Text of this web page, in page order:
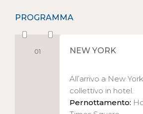
PROGRAMMA
01 NEW YORK
All’arrivo a New
collettivo in hotel.
Pernottamento: